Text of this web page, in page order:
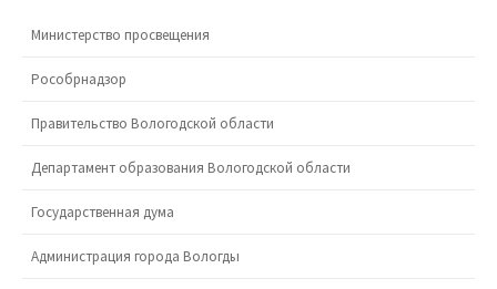
Министерство просвещения
Рособрнадзор
Правительство Вологодской области
Департамент образования Вологодской области
Государственная дума
Администрация города Вологды